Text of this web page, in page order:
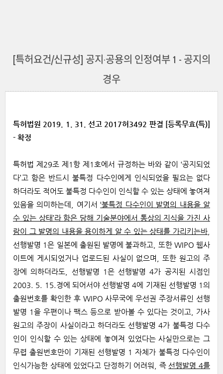
[특허요건/신규성] 공지·공용의 인정여부 1 - 공지의
경우
특허법원 2019. 1. 31. 선고 2017허3492 판결 [등록무효(특)]
- 확정
특허법 제29조 제1항 제1호에서 규정하는 바와 같이 ‘공지되었
다’고 함은 반드시 불특정 다수인에게 인식되었을 필요는 없다
하더라도 적어도 불특정 다수인이 인식할 수 있는 상태에 놓여져
있음을 의미하는데, 여기서‘불특정 다수인이 발명의 내용을 알
수 있는 상태’라 함은 당해 기술분야에서 통상의 지식을 가진 사
람이 그 발명의 내용을 용이하게 알 수 있는 상태를 가리키는바
선행발명 1은 일본에 출원된 발명에 불과하고, 또한 WIPO 웹사
이트에 게시되었거나 업로드된 사실이 없으며, 또한 원고의 주
장에 의하더라도, 선행발명 1은 선행발명 4가 공지된 시점인
2003. 5. 15.경에 되어서야 선행발명 4에 기재된 선행발명 1의
출원번호를 확인한 후 WIPO 사무국에 우선권 주장서류인 선행
발명 1을 우편이나 팩스 등으로 받아볼 수 있다는 것이고, 가사
원고의 주장이 사실이라고 하더라도 선행발명 4가 불특정 다수
인이 인식할 수 있는 상태에 놓여져 있었다는 사실만으로는 그
무렵 출원번호만이 기재된 선행발명 1 자체가 불특정 다수인이
인식가능한 상태에 있었다고 단정하기 어려워, 즉 선행발명 4를